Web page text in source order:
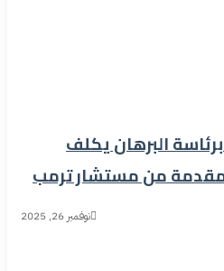
البرهان يكلف
مقدمة من مستشار ترمب
نوفمبر 26, 2025